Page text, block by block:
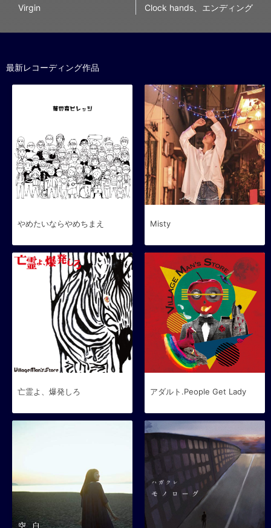
Virgin Clock hands、エンディング
最新レコーディング作品
やめたいならやめちまえ Misty
亡霊よ、爆発しろ アダルト.People Get Lady